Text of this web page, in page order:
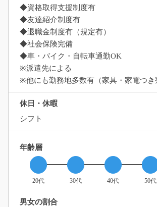
◆資格取得支援制度有
◆友達紹介制度有
◆退職金制度有（規定有）
◆社会保険完備
◆車・バイク・自転車通勤OK
※派遣先による
※他にも勤務地多数有（家具・家電つき
休日・休暇
シフト
年齢層
20代 30代 40代 50代
男女の割合